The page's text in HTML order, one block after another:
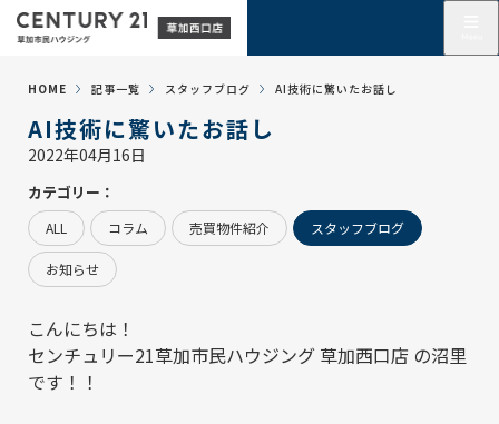
HOME 記事一覧 スタッフブログ AI技術に驚いたお話し
AI技術に驚いたお話し
2022年04月16日
カテゴリー：
ALL コラム 売買物件紹介 スタッフブログ
お知らせ
こんにちは！
センチュリー21草加市民ハウジング 草加西口店 の沼里
です！！